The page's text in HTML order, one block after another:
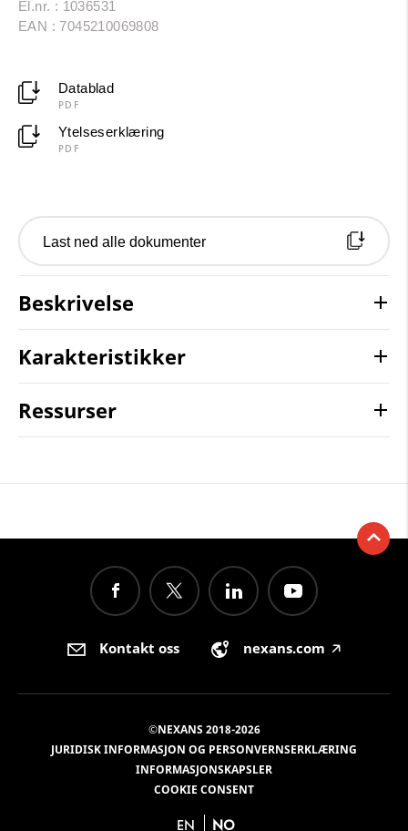
El.nr. : 1036531
EAN : 7045210069808
Datablad
PDF
Ytelseserklæring
PDF
Last ned alle dokumenter
Beskrivelse
Karakteristikker
Ressurser
Kontakt oss nexans.com 🡥
©NEXANS 2018-2026
JURIDISK INFORMASJON OG PERSONVERNSERKLÆRING
INFORMASJONSKAPSLER
COOKIE CONSENT
EN NO